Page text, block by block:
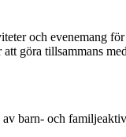
och evenemang
göra tillsammans
barn- och